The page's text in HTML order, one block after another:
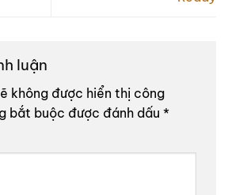
luận
không được hiển thị công
bắt buộc được đánh dấu *